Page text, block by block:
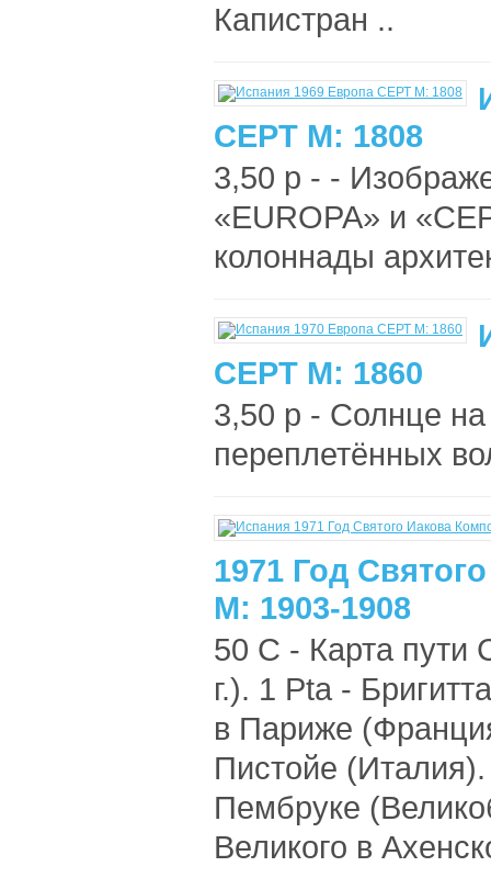
Капистран ..
СЕРТ М: 1808
3,50 р - -
«EUROPA» и
колоннады
СЕРТ М: 1860
3,50 р - Солнце на
переплетённых
1971 Год
M: 1903-1908
50 C - Карта пути
г.). 1 Pta -
в Париже
Пистойе
Пембруке
Великого в